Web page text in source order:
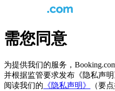
需您同意
为提供我们的服务，
并根据监管要求发布《隐私声
阅读我们的 《隐私声明》 （要